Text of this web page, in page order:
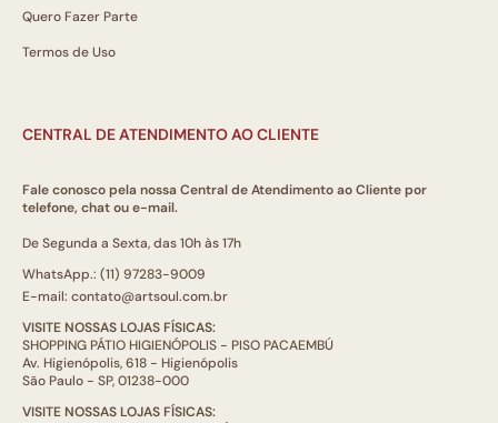
Quero Fazer Parte
Termos de Uso
CENTRAL DE ATENDIMENTO AO CLIENTE
Fale conosco pela nossa Central de Atendimento ao Cliente por
telefone, chat ou e-mail.
De Segunda a Sexta, das 10h às 17h
WhatsApp.: (11) 97283-9009
E-mail: contato@artsoul.com.br
VISITE NOSSAS LOJAS FÍSICAS:
SHOPPING PÁTIO HIGIENÓPOLIS - PISO PACAEMBÚ
Av. Higienópolis, 618 - Higienópolis
São Paulo - SP, 01238-000
VISITE NOSSAS LOJAS FÍSICAS: